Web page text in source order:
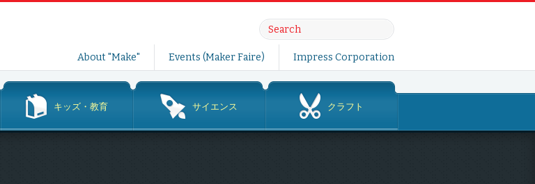
テ
ツ
へ
About "Make" Events (Maker Faire) Impress Corporation
キッズ・教育 サイエンス クラフト